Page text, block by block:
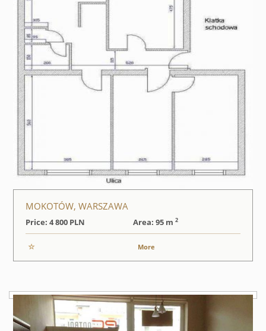
MOKOTÓW, WARSZAWA
Price: 4 800 PLN Area: 95 m 2
More